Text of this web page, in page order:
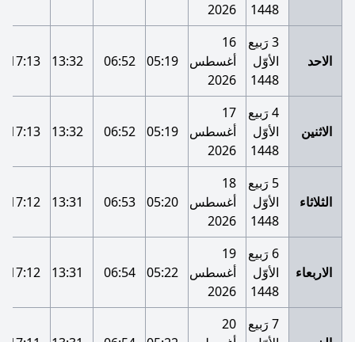
1448
2026
الاحد
3 رَبيع
الأوّل
1448
16
أغسطس
2026
05:19
06:52
13:32
17:13
الاثنين
4 رَبيع
الأوّل
1448
17
أغسطس
2026
05:19
06:52
13:32
17:13
الثلاثاء
5 رَبيع
الأوّل
1448
18
أغسطس
2026
05:20
06:53
13:31
17:12
الاربعاء
6 رَبيع
الأوّل
1448
19
أغسطس
2026
05:22
06:54
13:31
17:12
7 رَبيع
20